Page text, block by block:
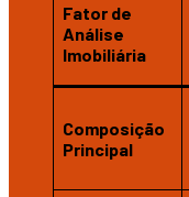
Fator de
Análise
Imobiliária
Composição
Principal